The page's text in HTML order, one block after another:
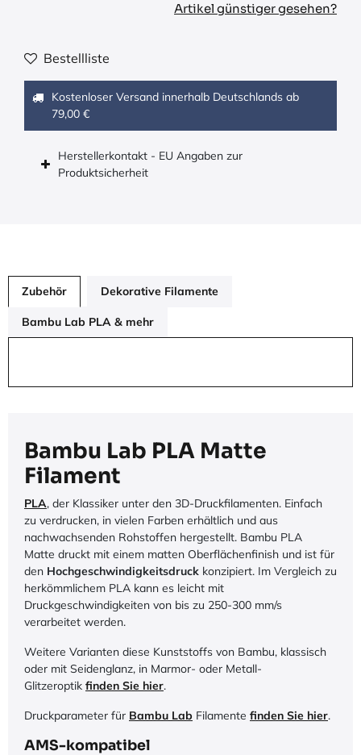
Artikel günstiger gesehen?
Bestellliste
Kostenloser Versand innerhalb Deutschlands ab
79,00 €
Herstellerkontakt - EU Angaben zur
Produktsicherheit
Zubehör Dekorative Filamente
Bambu Lab PLA & mehr
Bambu Lab PLA Matte
Filament
PLA, der Klassiker unter den 3D-Druckfilamenten. Einfach
zu verdrucken, in vielen Farben erhältlich und aus
nachwachsenden Rohstoffen hergestellt. Bambu PLA
Matte druckt mit einem matten Oberflächenfinish und ist für
den Hochgeschwindigkeitsdruck konzipiert. Im Vergleich zu
herkömmlichem PLA kann es leicht mit
Druckgeschwindigkeiten von bis zu 250-300 mm/s
verarbeitet werden.
Weitere Varianten diese Kunststoffs von Bambu, klassisch
oder mit Seidenglanz, in Marmor- oder Metall-
Glitzeroptik finden Sie hier.
Druckparameter für Bambu Lab Filamente finden Sie hier.
AMS-kompatibel